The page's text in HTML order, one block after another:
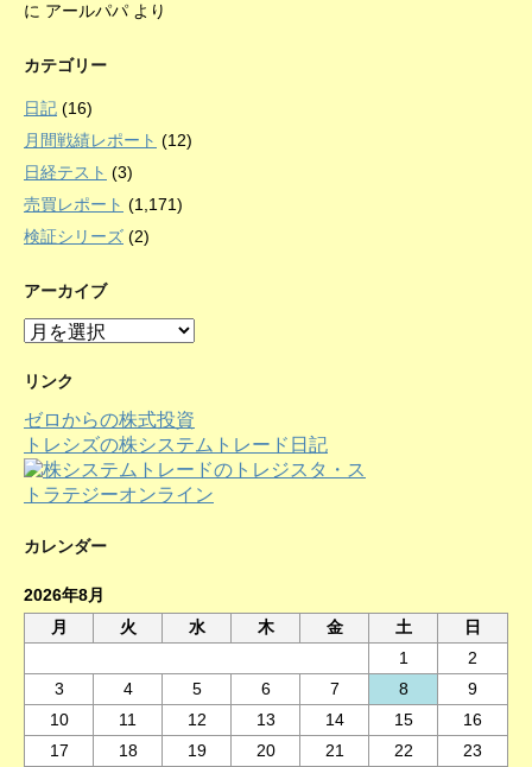
に アールパパ より
カテゴリー
日記 (16)
月間戦績レポート (12)
日経テスト (3)
売買レポート (1,171)
検証シリーズ (2)
アーカイブ
ア
カ
ブ
リンク
ゼロからの株式投資
トレシズの株システムトレード日記
カレンダー
2026年8月
月
火 水 木 金 土
日
1
2
3
4 5 6 7 8
9
10
11 12 13 14 15
16
17
18 19 20 21 22 23